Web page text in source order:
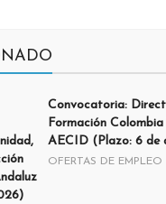
Convocatoria:
Formación
AECID (Plazo: 6 de
OFERTAS DE EMPLEO